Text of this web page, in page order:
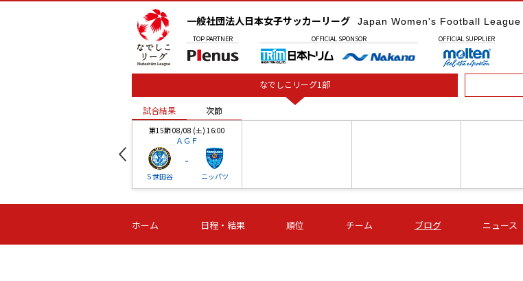
一般社団法人日本女子サッカーリーグ Japan Women's Football League
TOP PARTNER OFFICIAL SPONSOR OFFICIAL SUPPLIER
なでしこリーグ1部
試合結果 次節
第15節 08/08 (土) 16:00
ＡＧＦ
Ｓ世田谷
-
ニッパツ
-
第16節 09/05 (土) 15:00
ニッパツ
-
第16節 09/05 (土) 15:00
石人の星
-
第16節 09/05 (土) 16:00
ＡＧＦ
-
いちご
-
試合結果 次節
ホーム 日程・結果 順位 チーム ブログ ニュース